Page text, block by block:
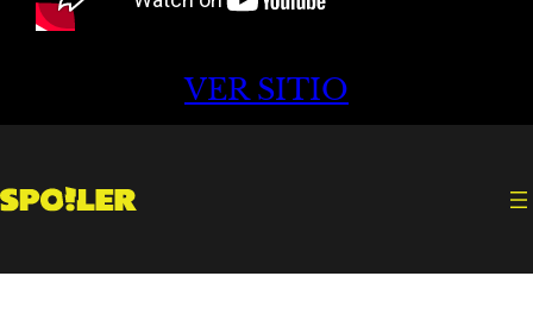
VER SITIO